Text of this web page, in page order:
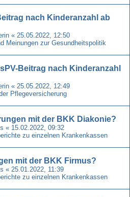
nach Kinderanzahl ab
« 25.05.2022, 12:50
Meinungen zur Gesundheitspolitik
Beitrag nach Kinderanzahl
« 25.05.2022, 12:49
Pflegeversicherung
mit der BKK Diakonie?
« 15.02.2022, 09:32
zu einzelnen Krankenkassen
mit der BKK Firmus?
« 25.01.2022, 11:39
zu einzelnen Krankenkassen